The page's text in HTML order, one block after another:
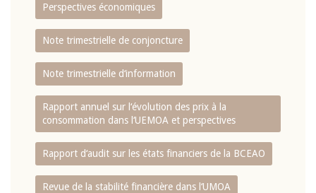
Perspectives économiques
Note trimestrielle de conjoncture
Note trimestrielle d‘information
Rapport annuel sur l‘évolution des prix à la
consommation dans l‘UEMOA et perspectives
Rapport d‘audit sur les états financiers de la BCEAO
Revue de la stabilité financière dans l‘UMOA